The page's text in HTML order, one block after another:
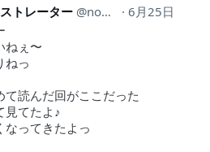
トレーター nomociel2356
6月25日
ねぇ〜
ねっ
て読んだ回がここだった
見てたよ♪
なってきたよっ